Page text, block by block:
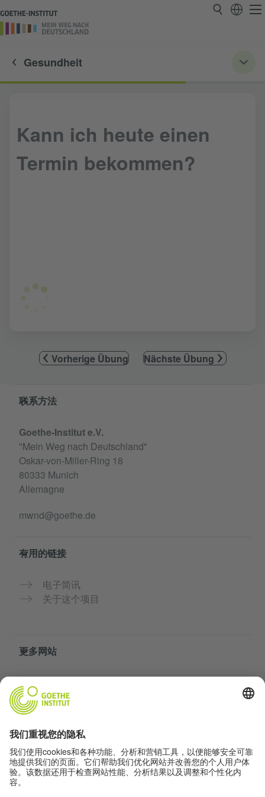
Gesundheit
Kann ich heute einen
Termin bekommen?
Vorherige Übung Nächste Übung
Service- und Informationsbereich
联系方法
Goethe-Institut e.V.
"Mein Weg nach Deutschland"
Oskar-von-Miller-Ring 18
80333 Munich
Allemagne
mwnd@goethe.de
有用的链接
电子简讯
关于这个项目
更多网站
免费练习德语
歌德学院的德语课程
隐私与无障碍